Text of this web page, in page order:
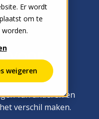
Er wordt
om te
weigeren
voor
van anderen en
verschil maken.